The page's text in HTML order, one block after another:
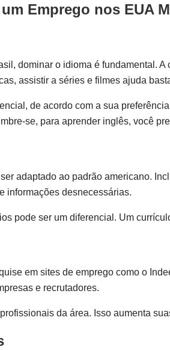
Emprego nos EUA
dominar o idioma é fundamental.
assistir a séries e filmes ajuda
de acordo com a sua
se, para aprender inglês, você
adaptado ao padrão americano.
informações desnecessárias.
pode ser um diferencial. Um
em sites de emprego como o
e recrutadores.
da área. Isso aumenta